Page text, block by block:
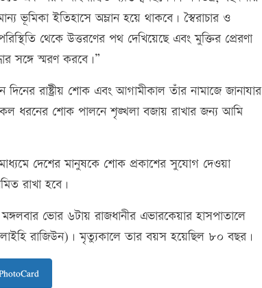
ভূমিকা ইতিহাসে অম্লান হয়ে থাকবে। স্বৈরাচার ও
থেকে উত্তরণের পথ দেখিয়েছে এবং মুক্তির প্রেরণা
সঙ্গে স্মরণ করবে।”
রাষ্ট্রীয় শোক এবং আগামীকাল তাঁর নামাজে জানাযার
ধরনের শোক পালনে শৃঙ্খলা বজায় রাখার জন্য আমি
দেশের মানুষকে শোক প্রকাশের সুযোগ দেওয়া
রাখা হবে।
মঙ্গলবার ভোর ৬টায় রাজধানীর এভারকেয়ার হাসপাতালে
ইলাইহি রাজিউন)। মৃত্যুকালে তার বয়স হয়েছিল ৮০ বছর।